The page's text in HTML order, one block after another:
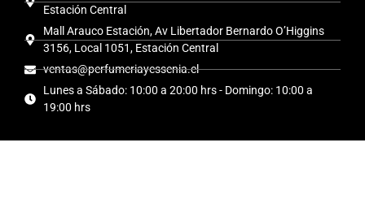
Estación Central
Mall Arauco Estación, Av Libertador Bernardo O’Higgins
3156, Local 1051, Estación Central
ventas@perfumeriayessenia.cl
Lunes a Sábado: 10:00 a 20:00 hrs - Domingo: 10:00 a
19:00 hrs